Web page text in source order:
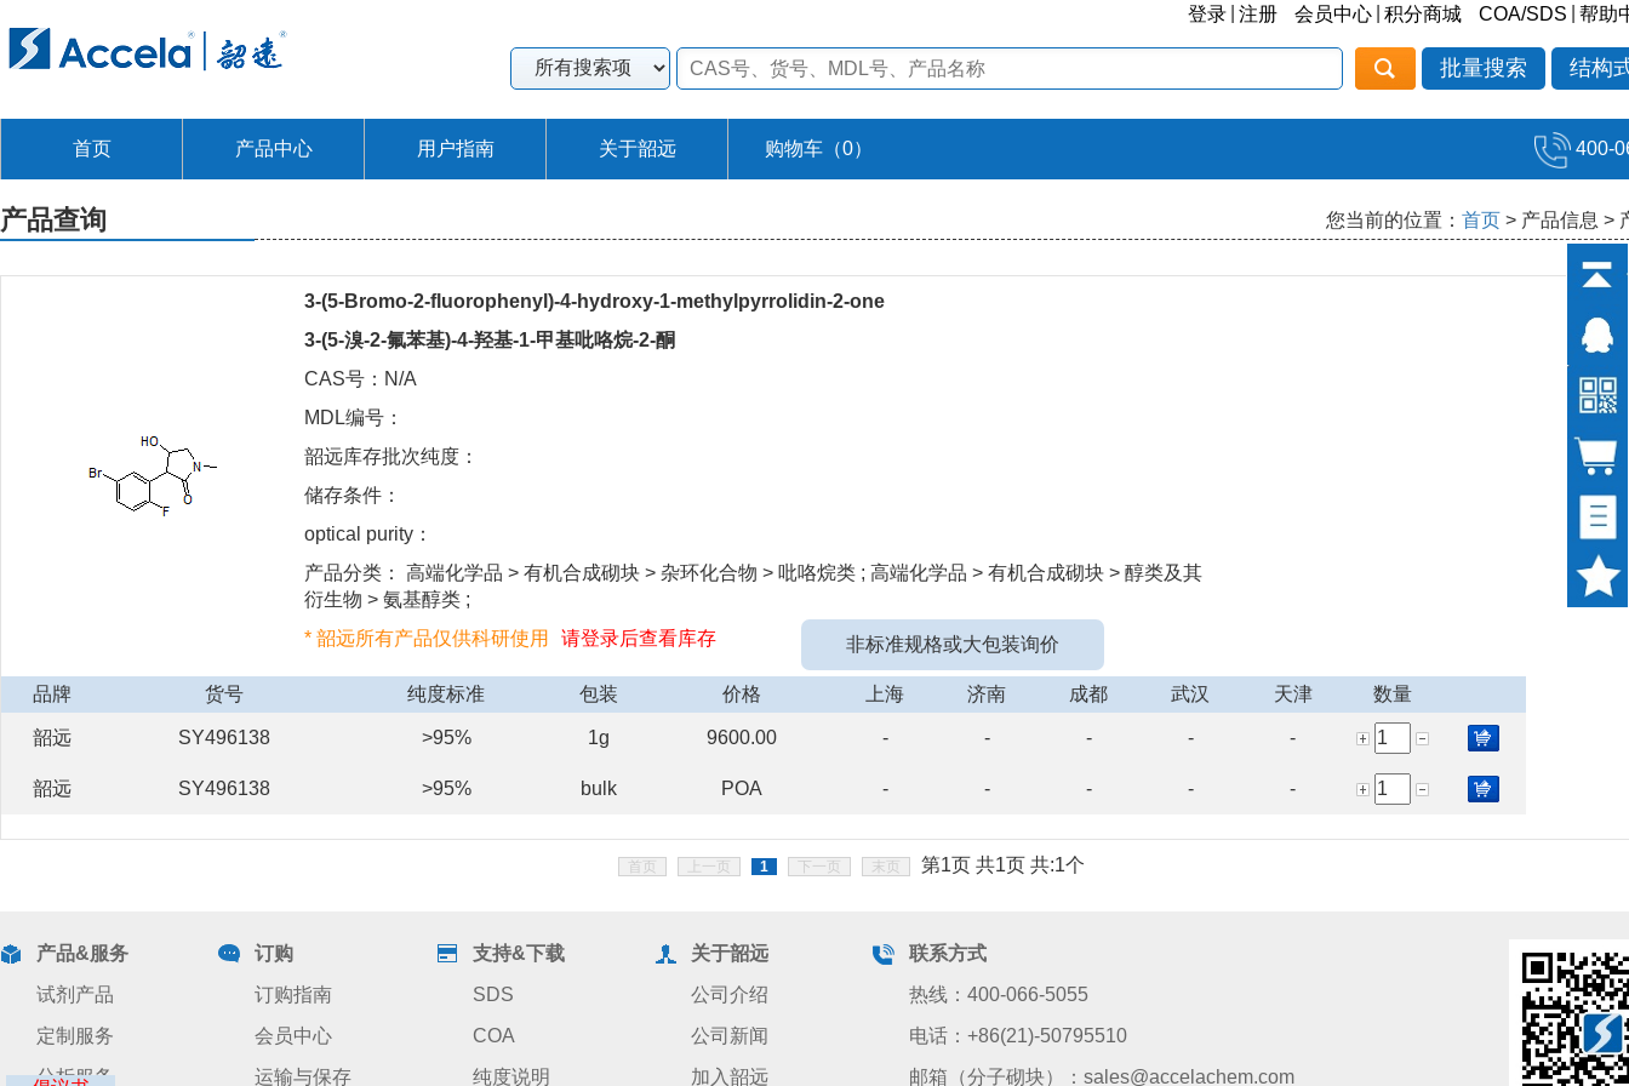
登录 注册 会员中心 积分商城 COA/SDS 帮助
批量搜索 结构
首页 产品中心 用户指南 关于韶远 购物车（0） 400-
产品查询 您当前的位置： 首页 > 产品信息 >
3-(5-Bromo-2-fluorophenyl)-4-hydroxy-1-methylpyrrolidin-2-one
3-(5-溴-2-氟苯基)-4-羟基-1-甲基吡咯烷-2-酮
CAS号：N/A
MDL编号：
韶远库存批次纯度：
储存条件：
optical purity：
产品分类： 高端化学品 > 有机合成砌块 > 杂环化合物 > 吡咯烷类 ; 高端化学品 > 有机合成砌块 > 醇类及其
衍生物 > 氨基醇类 ;
* 韶远所有产品仅供科研使用
请登录后查看库存 非标准规格或大包装询价
品牌 货号 纯度标准 包装 价格 上海 济南 成都 武汉 天津 数量
韶远 SY496138 >95% 1g 9600.00 - - - - -
韶远 SY496138 >95% bulk POA - - - - -
首页 上一页 1 下一页 末页 第1页 共1页 共:1个
产品&服务
试剂产品
定制服务
分析服务
订购
订购指南
会员中心
运输与保存
支持&下载
SDS
COA
纯度说明
关于韶远
公司介绍
公司新闻
加入韶远
联系方式
热线：400-066-5055
电话：+86(21)-50795510
邮箱（分子砌块）：sales@accelachem.com